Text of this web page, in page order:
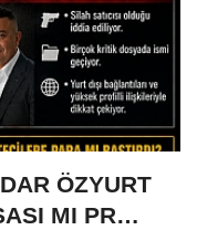
ÖZYURT
MI PR